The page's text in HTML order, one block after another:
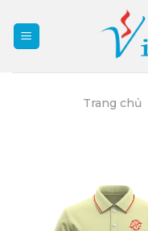
content
Trang chủ